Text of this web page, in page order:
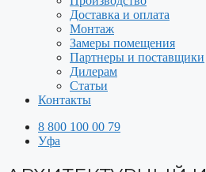
Доставка и оплата
Монтаж
Замеры помещения
Партнеры и поставщики
Дилерам
Статьи
Контакты
8 800 100 00 79
Уфа